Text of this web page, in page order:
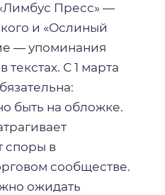
Пресс» —
и «Ослиный
— упоминания
текстах. С 1 марта
быть на обложке.
споры в
сообществе.
ожидать